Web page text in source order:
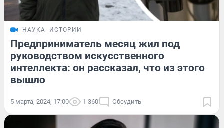
НАУКА ИСТОРИИ
Предприниматель месяц жил под
руководством искусственного
интеллекта: он рассказал, что из этого
вышло
5 марта, 2024, 17:00 1 360 Обсудить